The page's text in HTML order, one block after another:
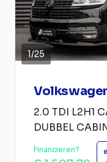
1/25
2.0 TDI L2H1
DUBBEL
Financieren?